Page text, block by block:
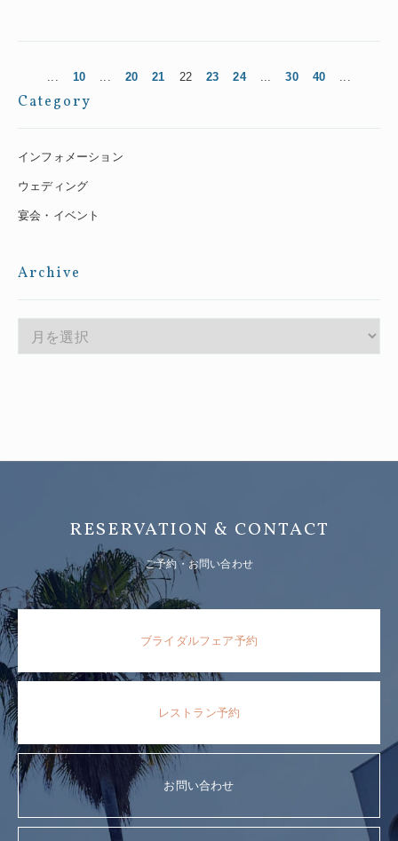
... 10 ... 20 21 22 23 24 ... 30 40 ...
Category
インフォメーション
ウェディング
宴会・イベント
Archive
RESERVATION & CONTACT
ご予約・お問い合わせ
ブライダルフェア予約
レストラン予約
お問い合わせ